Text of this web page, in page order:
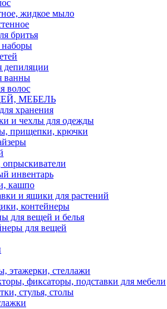
жидкое мыло
бритья
депиляции
ванны
волос
МЕБЕЛЬ
хранения
и чехлы для одежды
прищепки, крючки
инвентарь
кашпо
и ящики для растений
контейнеры
для вещей и белья
для вещей
этажерки, стеллажи
фиксаторы, подставки для мебели
стулья, столы